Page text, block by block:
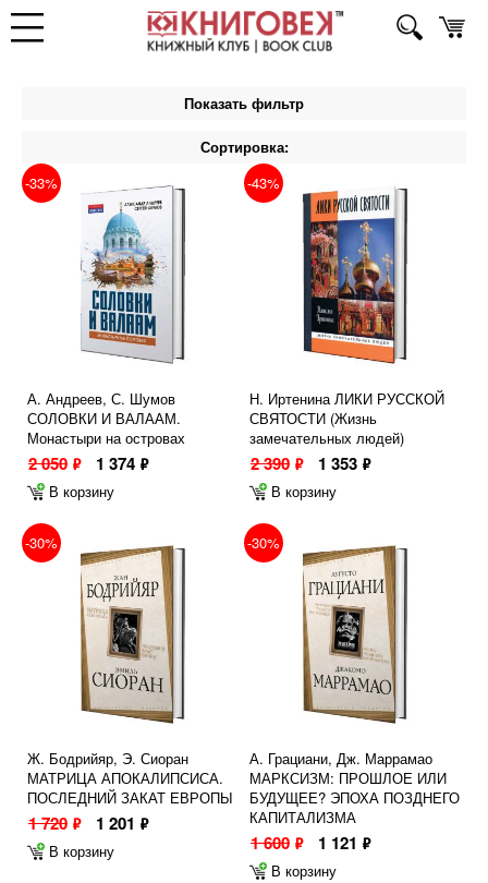
Показать фильтр
Сортировка:
-33%
А. Андреев, С. Шумов
СОЛОВКИ И ВАЛААМ.
Монастыри на островах
2 050 ф 1 374 ф
В корзину
-43%
Н. Иртенина ЛИКИ РУССКОЙ
СВЯТОСТИ (Жизнь
замечательных людей)
2 390 ф 1 353 ф
В корзину
-30%
Ж. Бодрийяр, Э. Сиоран
МАТРИЦА АПОКАЛИПСИСА.
ПОСЛЕДНИЙ ЗАКАТ ЕВРОПЫ
1 720 ф 1 201 ф
В корзину
-30%
А. Грациани, Дж. Маррамао
МАРКСИЗМ: ПРОШЛОЕ ИЛИ
БУДУЩЕЕ? ЭПОХА ПОЗДНЕГО
КАПИТАЛИЗМА
1 600 ф 1 121 ф
В корзину